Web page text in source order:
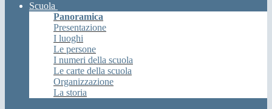
Scuola
Panoramica
Presentazione
I luoghi
Le persone
I numeri della scuola
Le carte della scuola
Organizzazione
La storia